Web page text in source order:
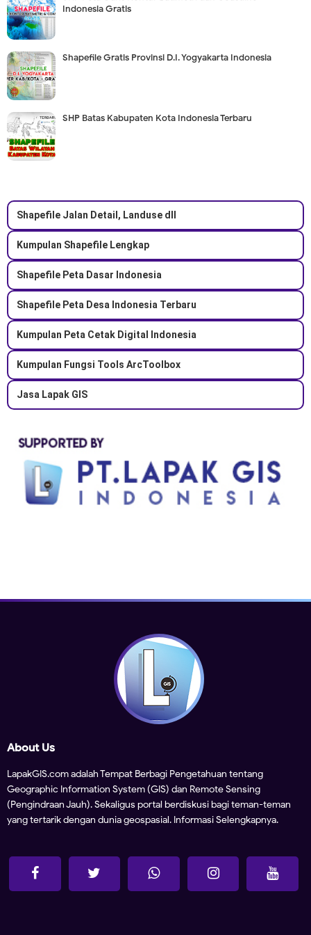
Indonesia Gratis
Shapefile Gratis Provinsi D.I. Yogyakarta Indonesia
SHP Batas Kabupaten Kota Indonesia Terbaru
Shapefile Jalan Detail, Landuse dll
Kumpulan Shapefile Lengkap
Shapefile Peta Dasar Indonesia
Shapefile Peta Desa Indonesia Terbaru
Kumpulan Peta Cetak Digital Indonesia
Kumpulan Fungsi Tools ArcToolbox
Jasa Lapak GIS
About Us
LapakGIS.com adalah Tempat Berbagi Pengetahuan tentang
Geographic Information System (GIS) dan Remote Sensing
(Pengindraan Jauh). Sekaligus portal berdiskusi bagi teman-teman
yang tertarik dengan dunia geospasial. Informasi Selengkapnya.